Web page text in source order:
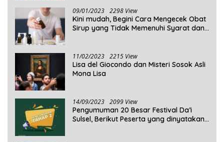
09/01/2023 2298 View
Kini mudah, Begini Cara Mengecek Obat
Sirup yang Tidak Memenuhi Syarat dan
11/02/2023 2215 View
Lisa del Giocondo dan Misteri Sosok Asli
Mona Lisa
14/09/2023 2099 View
Pengumuman 20 Besar Festival Da’i
Sulsel, Berikut Peserta yang dinyatakan